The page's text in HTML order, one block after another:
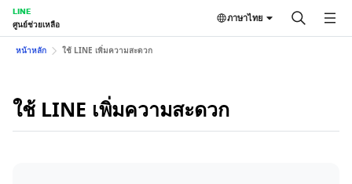
LINE
ศูนย์ช่วยเหลือ
ภาษาไทย
หน้าหลัก ใช้ LINE เพิ่มความสะดวก
ใช้ LINE เพิ่มความสะดวก